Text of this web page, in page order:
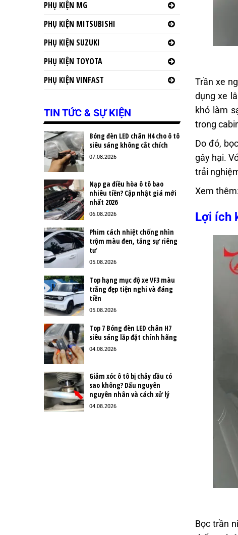
Trần xe
dụng xe
khó làm
trong
Do đó,
gây hại.
trải
Xem thêm:
Lợi ích
Bọc trần
PHỤ KIỆN MG
PHỤ KIỆN MITSUBISHI
PHỤ KIỆN SUZUKI
PHỤ KIỆN TOYOTA
PHỤ KIỆN VINFAST
TIN TỨC & SỰ KIỆN
Bóng đèn LED chân H4 cho ô tô
siêu sáng không cắt chích
07.08.2026
Nạp ga điều hòa ô tô bao
nhiêu tiền? Cập nhật giá mới
nhất 2026
06.08.2026
Phim cách nhiệt chống nhìn
trộm màu đen, tăng sự riêng
tư
05.08.2026
Top hạng mục độ xe VF3 màu
trắng đẹp tiện nghi và đáng
tiền
05.08.2026
Top 7 Bóng đèn LED chân H7
siêu sáng lắp đặt chính hãng
04.08.2026
Giảm xóc ô tô bị chảy dầu có
sao không? Dấu nguyên
nguyên nhân và cách xử lý
04.08.2026